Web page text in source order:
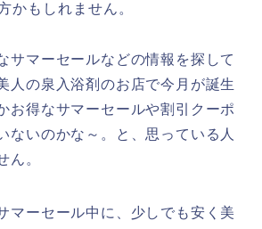
かもしれません。
サマーセールなどの情報を探して
人の泉入浴剤のお店で今月が誕生
お得なサマーセールや割引クーポ
ないのかな～。と、思っている人
ん。
マーセール中に、少しでも安く美